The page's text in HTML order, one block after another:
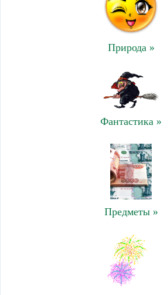
Природа »
Фантастика »
Предметы »